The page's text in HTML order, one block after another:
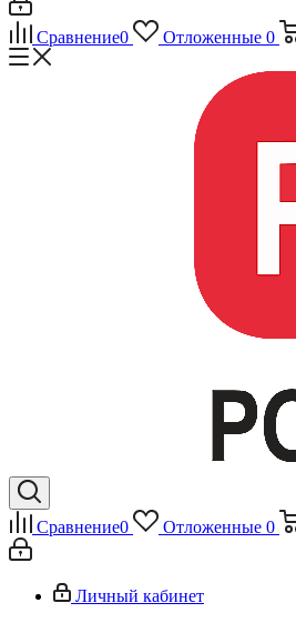
Сравнение0 Отложенные 0
Сравнение0 Отложенные 0
Личный кабинет